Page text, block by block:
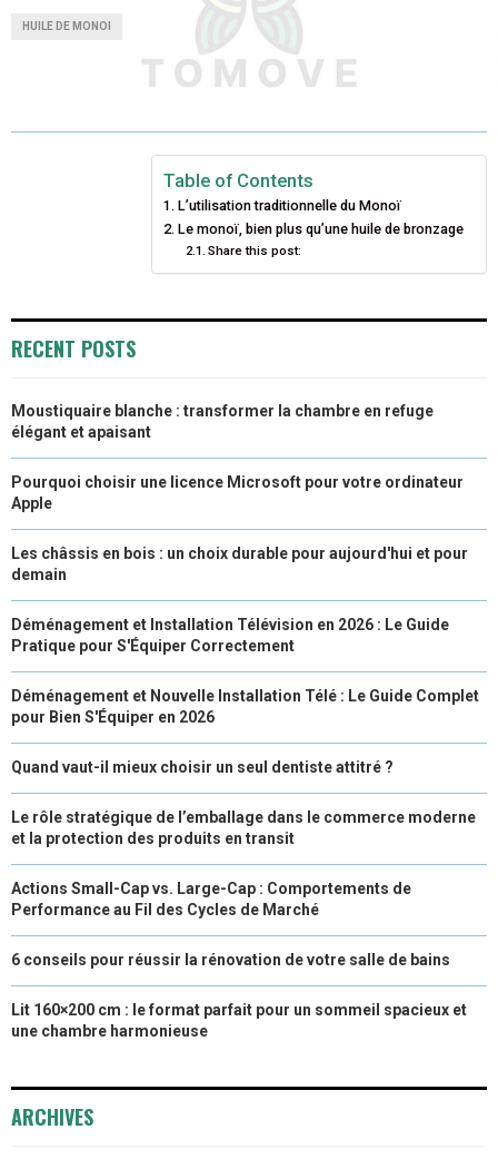
O
T O
N
O
O
K
A
R
E
O
N
N
T
R
E
S
T
O
D
N
O
HUILE DE MONOI
Table of Contents
L’utilisation traditionnelle du Monoï
Le monoï, bien plus qu’une huile de bronzage
Share this post:
RECENT POSTS
Moustiquaire blanche : transformer la chambre en refuge
élégant et apaisant
Pourquoi choisir une licence Microsoft pour votre ordinateur
Apple
Les châssis en bois : un choix durable pour aujourd'hui et pour
demain
Déménagement et Installation Télévision en 2026 : Le Guide
Pratique pour S'Équiper Correctement
Déménagement et Nouvelle Installation Télé : Le Guide Complet
pour Bien S'Équiper en 2026
Quand vaut-il mieux choisir un seul dentiste attitré ?
Le rôle stratégique de l’emballage dans le commerce moderne
et la protection des produits en transit
Actions Small-Cap vs. Large-Cap : Comportements de
Performance au Fil des Cycles de Marché
6 conseils pour réussir la rénovation de votre salle de bains
Lit 160×200 cm : le format parfait pour un sommeil spacieux et
une chambre harmonieuse
ARCHIVES